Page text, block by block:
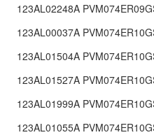
123AL02248A
123AL00037A
123AL01504A
123AL01527A
123AL01999A
123AL01055A